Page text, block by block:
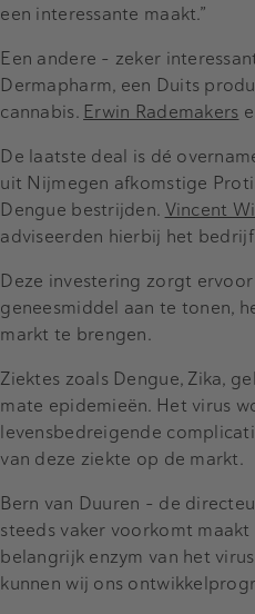
een interessante maakt.”
Een andere – zeker
Dermapharm, een Duits
cannabis. Erwin Rademakers
De laatste deal is dé
uit Nijmegen afkomstige
Dengue bestrijden. Vincent
adviseerden hierbij het
Deze investering zorgt
geneesmiddel aan te tonen,
markt te brengen.
Ziektes zoals Dengue, Zika,
mate epidemieën. Het virus
levensbedreigende
van deze ziekte op de markt.
Bern van Duuren – de
steeds vaker voorkomt
belangrijk enzym van het
kunnen wij ons